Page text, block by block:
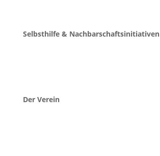
Selbsthilfe & Nachbarschaftsinitiativen
Der Verein